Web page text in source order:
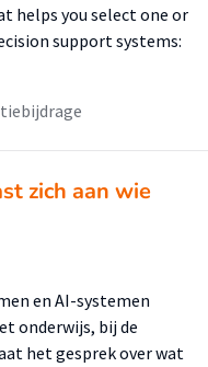
helps you select one or
support systems:
zich aan wie
en AI-systemen
onderwijs, bij de
het gesprek over wat